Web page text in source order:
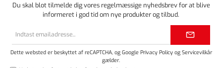
Du skal blot tilmelde dig vores regelmæssige nyhedsbrev for at blive
informeret i god tid om nye produkter og tilbud.
Dette websted er beskyttet af reCAPTCHA, og Google Privacy Policyog Servicevilkår
gælder.